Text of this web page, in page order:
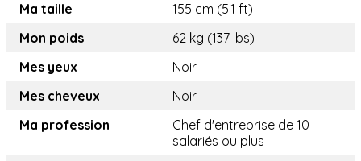
Ma taille
155 cm (5.1 ft)
Mon poids
62 kg (137 lbs)
Mes yeux
Noir
Mes cheveux
Noir
Ma profession
Chef d'entreprise de 10
salariés ou plus